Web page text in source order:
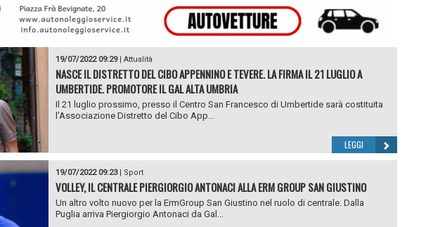
19/07/2022 09:29| Attualità
NASCE IL DISTRETTO DEL CIBO APPENNINO E TEVERE. LA FIRMA IL 21 LUGLIO A
UMBERTIDE. PROMOTORE IL GAL ALTA UMBRIA
Il 21 luglio prossimo, presso il Centro San Francesco di Umbertide sarà costituita
l’Associazione Distretto del Cibo App...
LEGGI
19/07/2022 09:23| Sport
VOLLEY, IL CENTRALE PIERGIORGIO ANTONACI ALLA ERM GROUP SAN GIUSTINO
Un altro volto nuovo per la ErmGroup San Giustino nel ruolo di centrale. Dalla
Puglia arriva Piergiorgio Antonaci da Gal...